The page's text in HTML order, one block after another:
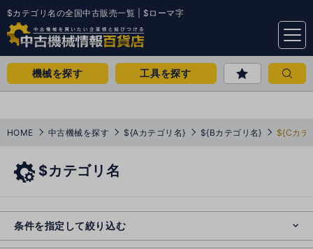
$カテゴリ名の全国中古販売一覧 | $ローマ字
menu
機械を探す 工具を探す
HOME 中古機械を探す ${Aカテゴリ名} ${Bカテゴリ名} ${Cカテ
$カテゴリ名
条件を指定して絞り込む
o
s
e